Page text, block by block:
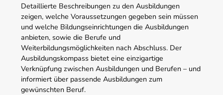
Detaillierte Beschreibungen zu den Ausbildungen
zeigen, welche Voraussetzungen gegeben sein müssen
und welche Bildungseinrichtungen die Ausbildungen
anbieten, sowie die Berufe und
Weiterbildungsmöglichkeiten nach Abschluss. Der
Ausbildungskompass bietet eine einzigartige
Verknüpfung zwischen Ausbildungen und Berufen – und
informiert über passende Ausbildungen zum
gewünschten Beruf.